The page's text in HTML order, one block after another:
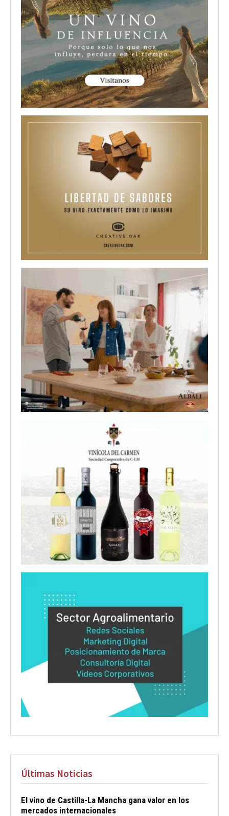
Últimas Noticias
El vino de Castilla-La Mancha gana valor en los
mercados internacionales